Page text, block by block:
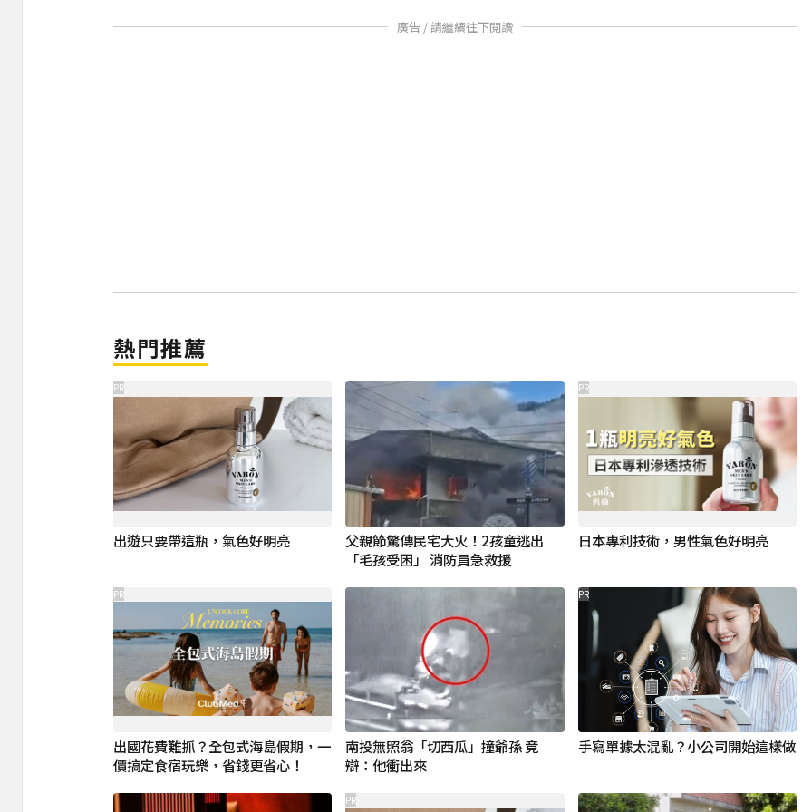
廣告 / 請繼續往下閱讀
熱門推薦
出遊只要帶這瓶，氣色好明亮
PR
父親節驚傳民宅大火！2孩童逃出
「毛孩受困」 消防員急救援
日本專利技術，男性氣色好明亮
PR
出國花費難抓？全包式海島假期，一
價搞定食宿玩樂，省錢更省心！
PR
南投無照翁「切西瓜」撞爺孫 竟
辯：他衝出來
手寫單據太混亂？小公司開始這樣做
PR
PR